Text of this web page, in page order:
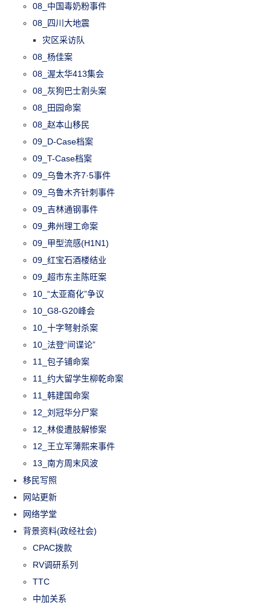
08_中国毒奶粉事件
08_四川大地震
灾区采访队
08_杨佳案
08_渥太华413集会
08_灰狗巴士割头案
08_田园命案
08_赵本山移民
09_D-Case档案
09_T-Case档案
09_乌鲁木齐7·5事件
09_乌鲁木齐针刺事件
09_吉林通钢事件
09_弗州理工命案
09_甲型流感(H1N1)
09_红宝石酒楼结业
09_超市东主陈旺案
10_“太亚裔化”争议
10_G8-G20峰会
10_十字弩射杀案
10_法登“间谍论”
11_包子铺命案
11_约大留学生柳乾命案
11_韩建国命案
12_刘冠华分尸案
12_林俊遭肢解惨案
12_王立军薄熙来事件
13_南方周末风波
移民写照
网站更新
网络学堂
背景资料(政经社会)
CPAC拨款
RV调研系列
TTC
中加关系